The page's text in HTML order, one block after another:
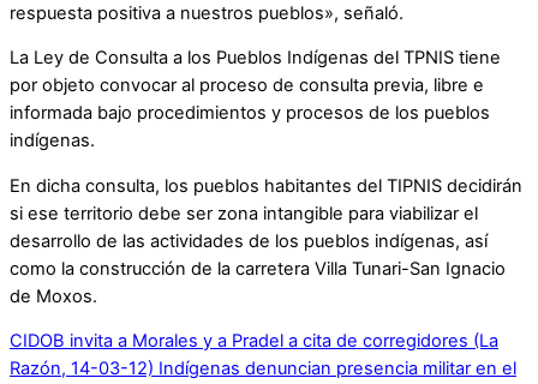
respuesta positiva a nuestros pueblos», señaló.
La Ley de Consulta a los Pueblos Indígenas del TPNIS tiene
por objeto convocar al proceso de consulta previa, libre e
informada bajo procedimientos y procesos de los pueblos
indígenas.
En dicha consulta, los pueblos habitantes del TIPNIS decidirán
si ese territorio debe ser zona intangible para viabilizar el
desarrollo de las actividades de los pueblos indígenas, así
como la construcción de la carretera Villa Tunari-San Ignacio
de Moxos.
CIDOB invita a Morales y a Pradel a cita de corregidores (La
Razón, 14-03-12) Indígenas denuncian presencia militar en el